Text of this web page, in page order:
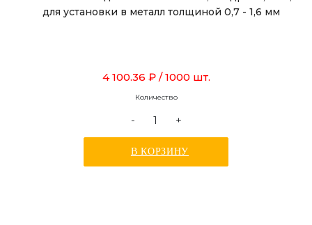
для установки в металл толщиной 0,7 - 1,6 мм
4 100.36 ₽ / 1000 шт.
Количество
- +
В КОРЗИНУ